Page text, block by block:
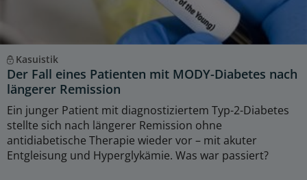
Kasuistik
Der Fall eines Patienten mit MODY-Diabetes nach
längerer Remission
Ein junger Patient mit diagnostiziertem Typ-2-Diabetes
stellte sich nach längerer Remission ohne
antidiabetische Therapie wieder vor – mit akuter
Entgleisung und Hyperglykämie. Was war passiert?